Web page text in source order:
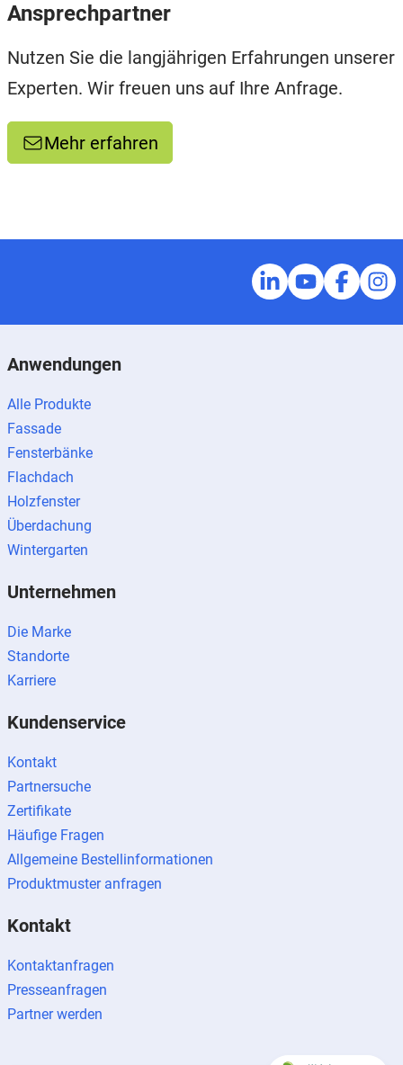
Ansprechpartner
Nutzen Sie die langjährigen Erfahrungen unserer
Experten. Wir freuen uns auf Ihre Anfrage.
Mehr erfahren
Anwendungen
Alle Produkte
Fassade
Fensterbänke
Flachdach
Holzfenster
Überdachung
Wintergarten
Unternehmen
Die Marke
Standorte
Karriere
Kundenservice
Kontakt
Partnersuche
Zertifikate
Häufige Fragen
Allgemeine Bestellinformationen
Produktmuster anfragen
Kontakt
Kontaktanfragen
Presseanfragen
Partner werden